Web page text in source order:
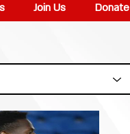
Join Us Donate